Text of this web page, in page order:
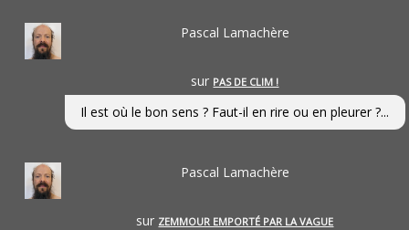
Pascal Lamachère
sur PAS DE CLIM !
Il est où le bon sens ? Faut-il en rire ou en pleurer ?...
Pascal Lamachère
sur ZEMMOUR EMPORTÉ PAR LA VAGUE